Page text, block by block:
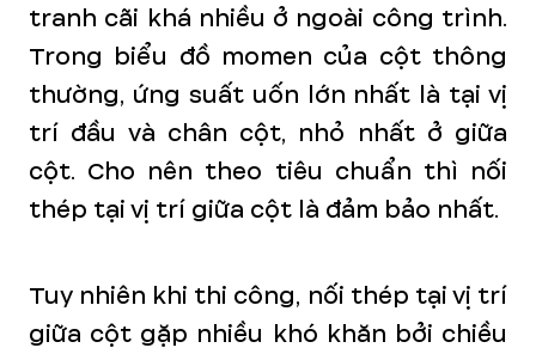
tranh cãi khá nhiều ở ngoài công trình.
Trong biểu đồ momen của cột thông
thường, ứng suất uốn lớn nhất là tại vị
trí đầu và chân cột, nhỏ nhất ở giữa
cột. Cho nên theo tiêu chuẩn thì nối
thép tại vị trí giữa cột là đảm bảo nhất.
Tuy nhiên khi thi công, nối thép tại vị trí
giữa cột gặp nhiều khó khăn bởi chiều